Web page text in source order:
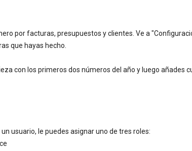
por facturas, presupuestos y clientes. Ve a
que hayas hecho.
con los primeros dos números del año y luego añades
usuario, le puedes asignar uno de tres roles: